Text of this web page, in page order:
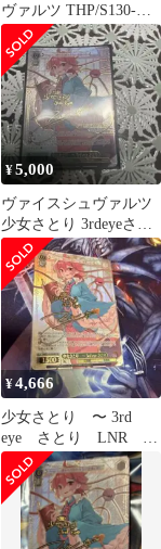
ヴァルツ THP/S130-
039[U]：少女さとり ～
3rd eye さとり
¥5,000
ヴァイスシュヴァルツ
少女さとり 3rdeyeさと
りLNR 東方Project
¥4,666
少女さとり 〜 3rd
eye さとり LNR 東
方Project ヴァイス